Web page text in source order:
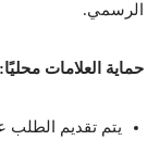
الرسمي.
حماية العلامات محليًا:
يتم تقديم الطلب